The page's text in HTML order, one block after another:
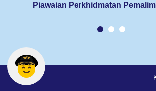
Piawaian Perkhidmatan